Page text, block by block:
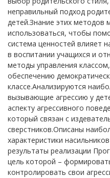
неправильный подход
детей.Знание этих
использоваться, чтобы
система ценностей влияет
в воспитании учащихся и
методы управления
обеспечению
классе.Анализируются
вызывающие агрессию у
аспекту агрессивного
который связан с
сверстников.Описаны
характеристики
результаты реализации
цель которой –
контролировать свои